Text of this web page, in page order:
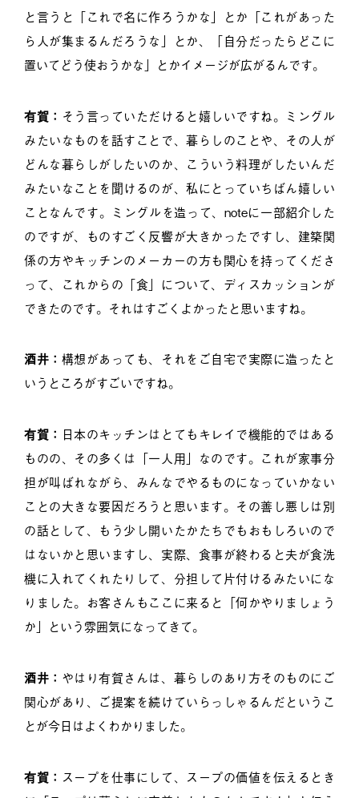
と言うと「これで名に作ろうかな」とか「これがあった
ら人が集まるんだろうな」とか、「自分だったらどこに
置いてどう使おうかな」とかイメージが広がるんです。
有賀： そう言っていただけると嬉しいですね。ミングル
みたいなものを話すことで、暮らしのことや、その人が
どんな暮らしがしたいのか、こういう料理がしたいんだ
みたいなことを聞けるのが、私にとっていちばん嬉しい
ことなんです。ミングルを造って、noteに一部紹介した
のですが、ものすごく反響が大きかったですし、建築関
係の方やキッチンのメーカーの方も関心を持ってくださ
って、これからの「食」について、ディスカッションが
できたのです。それはすごくよかったと思いますね。
酒井： 構想があっても、それをご自宅で実際に造ったと
いうところがすごいですね。
有賀： 日本のキッチンはとてもキレイで機能的ではある
ものの、その多くは「一人用」なのです。これが家事分
担が叫ばれながら、みんなでやるものになっていかない
ことの大きな要因だろうと思います。その善し悪しは別
の話として、もう少し開いたかたちでもおもしろいので
はないかと思いますし、実際、食事が終わると夫が食洗
機に入れてくれたりして、分担して片付けるみたいにな
りました。お客さんもここに来ると「何かやりましょう
か」という雰囲気になってきて。
酒井： やはり有賀さんは、暮らしのあり方そのものにご
関心があり、ご提案を続けていらっしゃるんだというこ
とが今日はよくわかりました。
有賀： スープを仕事にして、スープの価値を伝えるとき